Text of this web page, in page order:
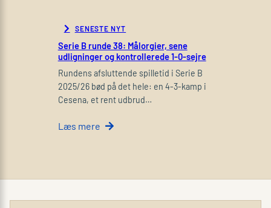
SENESTE NYT
Serie B runde 38: Målorgier, sene
udligninger og kontrollerede 1-0-sejre
Rundens afsluttende spilletid i Serie B
2025/26 bød på det hele: en 4-3-kamp i
Cesena, et rent udbrud…
Læs mere